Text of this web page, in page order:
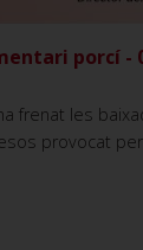
porcí -
frenat les
provocat